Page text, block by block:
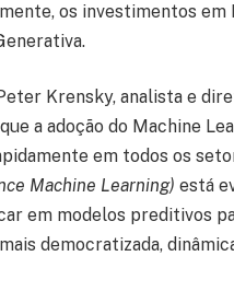
os investimentos em
Krensky, analista e
a adoção do Machine
em todos os
Machine Learning) está
em modelos preditivos
democratizada,